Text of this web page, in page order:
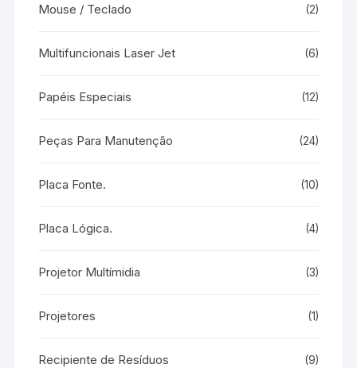
Mouse / Teclado (2)
Multifuncionais Laser Jet (6)
Papéis Especiais (12)
Peças Para Manutenção (24)
Placa Fonte. (10)
Placa Lógica. (4)
Projetor Multímidia (3)
Projetores (1)
Recipiente de Resíduos (9)